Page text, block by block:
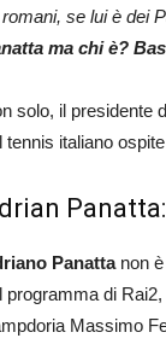
se lui è dei
ma chi è?
solo, il presidente
tennis italiano
Panattanon è
programma di
Massimo